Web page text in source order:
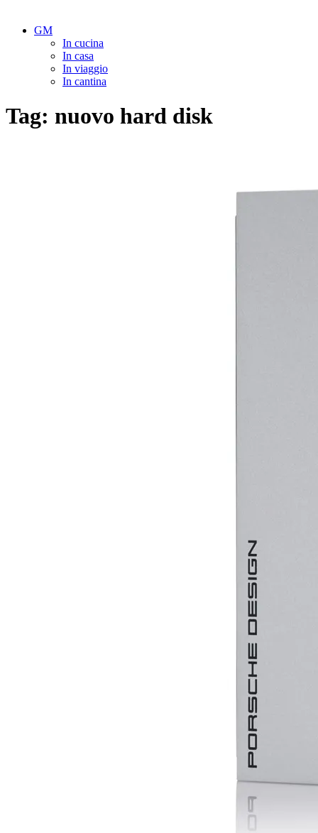
GM
In cucina
In casa
In viaggio
In cantina
Tag: nuovo hard disk